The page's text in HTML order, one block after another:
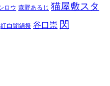
ロウ 森野あるじ 猫屋敷スタ
紅白闇鍋祭 谷口崇 閃